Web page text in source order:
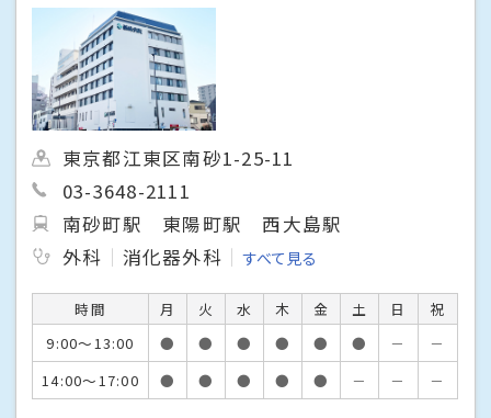
東京都江東区南砂1-25-11
03-3648-2111
南砂町駅 東陽町駅 西大島駅
外科
消化器外科 すべて見る
時間 月 火 水 木 金 土 日
祝
9:00～13:00
● ● ● ● ● ● －
－
14:00～17:00
● ● ● ● ● － － －